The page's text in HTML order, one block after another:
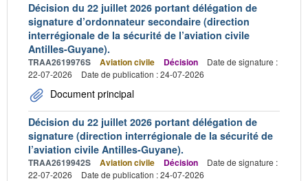
Décision du 22 juillet 2026 portant délégation de
signature d’ordonnateur secondaire (direction
interrégionale de la sécurité de l’aviation civile
Antilles-Guyane).
TRAA2619976S Aviation civile Décision
Date de signature :
22-07-2026
Date de publication : 24-07-2026
Document principal
Décision du 22 juillet 2026 portant délégation de
signature (direction interrégionale de la sécurité de
l’aviation civile Antilles-Guyane).
TRAA2619942S Aviation civile Décision
Date de signature :
22-07-2026
Date de publication : 24-07-2026